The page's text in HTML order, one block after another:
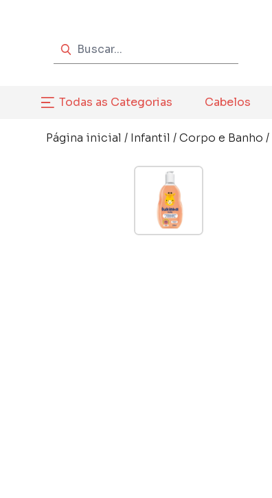
Todas as Categorias Cabelos
Página inicial / Infantil /Corpo e Banho /